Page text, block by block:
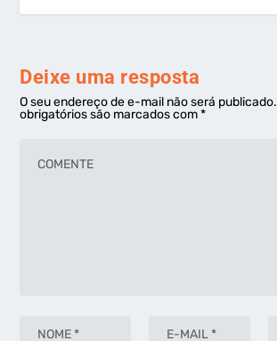
Deixe uma resposta
O seu endereço de e-mail não será publicado.
obrigatórios são marcados com*